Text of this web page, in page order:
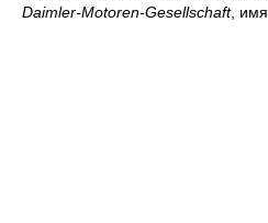
Daimler-Motoren-Gesellschaft, имя